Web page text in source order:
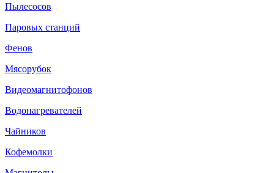
Пылесосов
Паровых станций
Фенов
Мясорубок
Видеомагнитофонов
Водонагревателей
Чайников
Кофемолки